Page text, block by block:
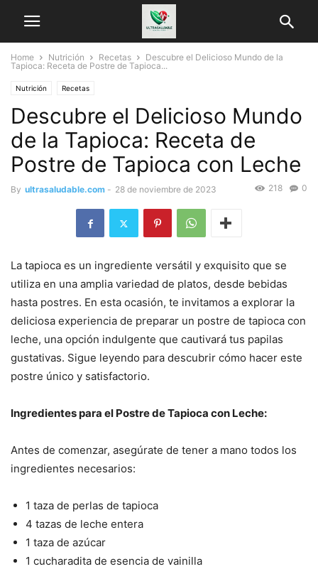
Home Nutrición Recetas
Descubre el Delicioso Mundo de la
Tapioca: Receta de Postre de Tapioca...
Nutrición Recetas
Descubre el Delicioso Mundo
de la Tapioca: Receta de
Postre de Tapioca con Leche
By ultrasaludable.com - 28 de noviembre de 2023 0
218
La tapioca es un ingrediente versátil y exquisito que se
utiliza en una amplia variedad de platos, desde bebidas
hasta postres. En esta ocasión, te invitamos a explorar la
deliciosa experiencia de preparar un postre de tapioca con
leche, una opción indulgente que cautivará tus papilas
gustativas. Sigue leyendo para descubrir cómo hacer este
postre único y satisfactorio.
Ingredientes para el Postre de Tapioca con Leche:
Antes de comenzar, asegúrate de tener a mano todos los
ingredientes necesarios:
1 taza de perlas de tapioca
4 tazas de leche entera
1 taza de azúcar
1 cucharadita de esencia de vainilla